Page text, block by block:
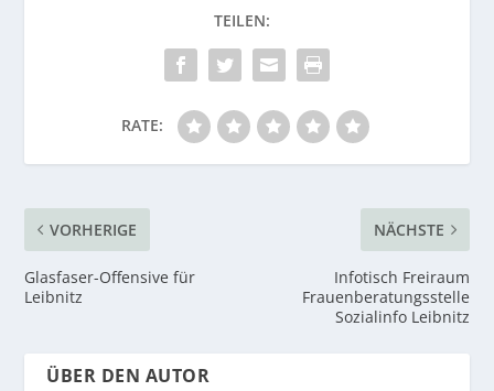
RATE:
VORHERIGE
Glasfaser-Offensive für
Leibnitz
NÄCHSTE
Infotisch Freiraum
Frauenberatungsstelle
Sozialinfo Leibnitz
ÜBER DEN AUTOR